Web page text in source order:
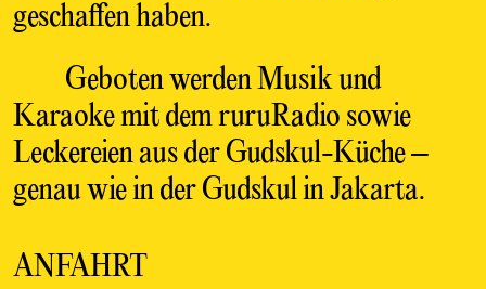
geschaffen haben.
Geboten werden Musik und
Karaoke mit dem ruruRadio sowie
Leckereien aus der Gudskul-Küche –
genau wie in der Gudskul in Jakarta.
ANFAHRT